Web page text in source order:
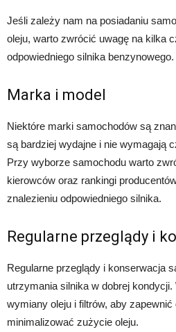
Jeśli zależy nam na posiadaniu
oleju, warto zwrócić uwagę na kilka
odpowiedniego silnika benzynowego.
Marka i model
Niektóre marki samochodów są
są bardziej wydajne i nie wymagają
Przy wyborze samochodu warto
kierowców oraz rankingi
znalezieniu odpowiedniego silnika.
Regularne przeglądy i
Regularne przeglądy i konserwacja
utrzymania silnika w dobrej kondycji.
wymiany oleju i filtrów, aby zapewnić
minimalizować zużycie oleju.